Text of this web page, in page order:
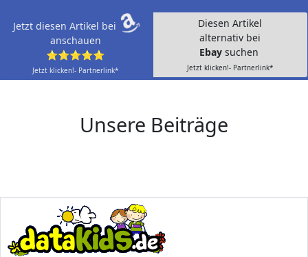
Jetzt diesen Artikel bei
anschauen
⭐⭐⭐⭐⭐
Jetzt klicken!- Partnerlink*
Diesen Artikel
alternativ bei
Ebay suchen
Jetzt klicken!- Partnerlink*
Unsere Beiträge